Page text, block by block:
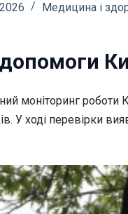
Медицина і
моніторинг роботи
У ході перевірки